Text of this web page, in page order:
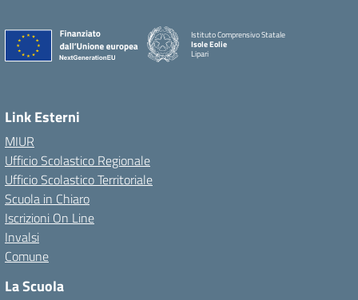
Istituto Comprensivo Statale
Isole Eolie
Lipari
Link Esterni
MIUR
Ufficio Scolastico Regionale
Ufficio Scolastico Territoriale
Scuola in Chiaro
Iscrizioni On Line
Invalsi
Comune
La Scuola